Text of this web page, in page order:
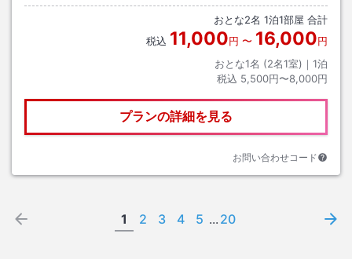
おとな2名 1泊1部屋 合計
税込 11,000円 〜 16,000円
おとな1名 (2名1室)｜ 1泊
税込 5,500円〜8,000円
プランの詳細を見る
お問い合わせコード
1 2 3 4 5 ... 20